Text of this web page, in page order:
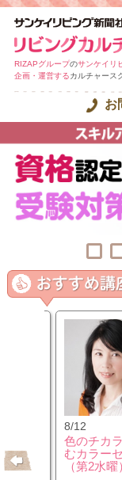
RIZAPグループのサンケイリ
企画・運営するカルチャース
お
＆リ
8/12
色のチカ
むカラー
（第2水曜